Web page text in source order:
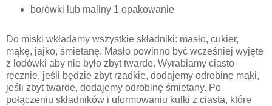
borówki lub maliny 1 opakowanie
Do miski wkładamy wszystkie składniki: masło, cukier,
mąkę, jajko, śmietanę. Masło powinno być wcześniej wyjęte
z lodówki aby nie było zbyt twarde. Wyrabiamy ciasto
ręcznie, jeśli będzie zbyt rzadkie, dodajemy odrobinę mąki,
jeśli zbyt twarde, dodajemy odrobinę śmietany. Po
połączeniu składników i uformowaniu kulki z ciasta, które